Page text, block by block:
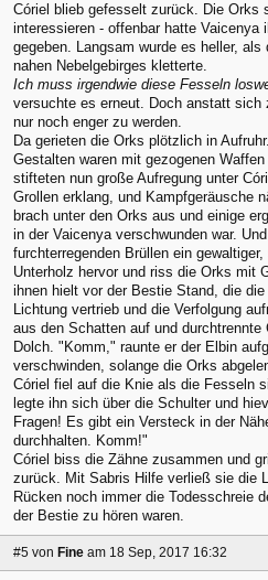
Córiel blieb gefesselt zurück. Die Orks
interessieren - offenbar hatte Vaicenya
gegeben. Langsam wurde es heller,
nahen Nebelgebirges kletterte.
Ich muss irgendwie diese Fesseln
versuchte es erneut. Doch anstatt sich
nur noch enger zu werden.
Da gerieten die Orks plötzlich in
Gestalten waren mit gezogenen
stifteten nun große Aufregung unter
Grollen erklang, und Kampfgeräusche
brach unter den Orks aus und einige
in der Vaicenya verschwunden war.
furchterregenden Brüllen ein
Unterholz hervor und riss die Orks mit
ihnen hielt vor der Bestie Stand, die
Lichtung vertrieb und die Verfolgung
aus den Schatten auf und
Dolch. "Komm," raunte er der Elbin
verschwinden, solange die Orks
Córiel fiel auf die Knie als die Fesseln
legte ihn sich über die Schulter und
Fragen! Es gibt ein Versteck in der
durchhalten. Komm!"
Córiel biss die Zähne zusammen und
zurück. Mit Sabris Hilfe verließ sie die
Rücken noch immer die Todesschreie
der Bestie zu hören waren.
#5 von Fine am 18 Sep, 2017 16:32